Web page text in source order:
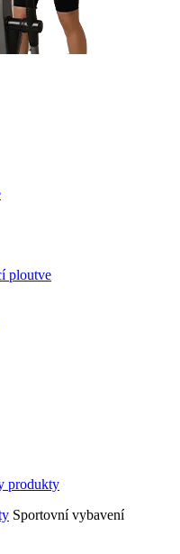
ploutve
Sportovní vybavení